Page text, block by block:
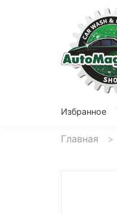
Избранное
Главная